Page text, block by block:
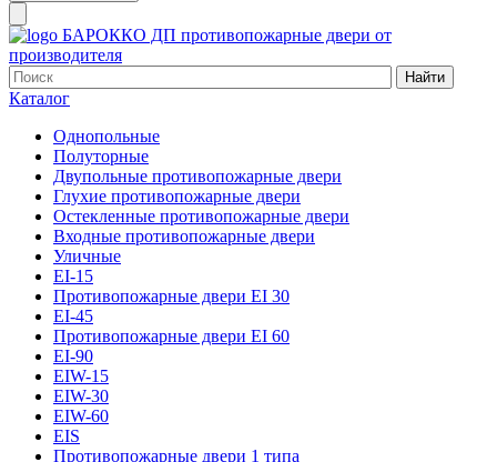
БАРОККО ДП противопожарные двери от
производителя
Найти
Каталог
Однопольные
Полуторные
Двупольные противопожарные двери
Глухие противопожарные двери
Остекленные противопожарные двери
Входные противопожарные двери
Уличные
EI-15
Противопожарные двери EI 30
EI-45
Противопожарные двери EI 60
EI-90
EIW-15
EIW-30
EIW-60
EIS
Противопожарные двери 1 типа